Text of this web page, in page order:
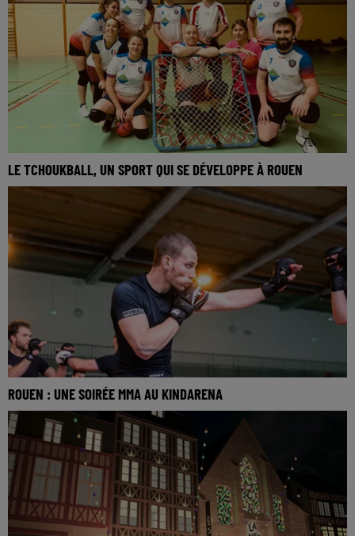
LE TCHOUKBALL, UN SPORT QUI SE DÉVELOPPE À ROUEN
ROUEN : UNE SOIRÉE MMA AU KINDARENA